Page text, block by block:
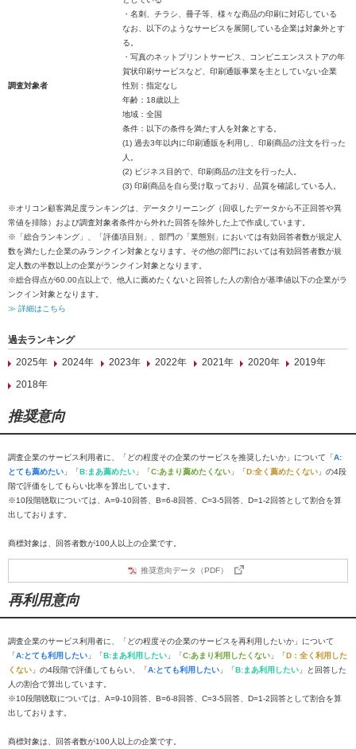
・名刺、チラシ、冊子等、様々な商品の印刷に対応している
なお、以下のようなサービスを展開している企業は対象外とす
る。
・写真のネットプリントサービス、コンビニエンスストアの年
賀状印刷サービスなど、印刷通販事業を主としていない企業
調査対象者
性別：指定なし
年齢：18歳以上
地域：全国
条件：以下の条件を満たす人を対象とする。
(1) 過去3年以内に印刷通販を利用し、印刷商品の注文を行った
人。
(2) ビジネス目的で、印刷商品の注文を行った人。
(3) 印刷商品を自ら受け取っており、品質を確認している人。
※オリコン顧客満足度ランキングは、データクリーニング（回収したデータから不正回答や異
常値を排除）および調査対象者条件から外れた回答を除外した上で作成しています。
※「総合ランキング」、「評価項目別」、部門の「業態別」においては有効回答者数が規定人
数を満たした企業のみランクイン対象となります。その他の部門においては有効回答者数が規
定人数の半数以上の企業がランクイン対象となります。
※総合得点が60.00点以上で、他人に薦めたくないと回答した人の割合が基準値以下の企業がラ
ンクイン対象となります。
≫ 詳細はこちら
過去ランキング
2025年
2024年 2023年 2022年 2021年 2020年
2019年
2018年
推奨意向
調査企業のサービス利用者に、「どの程度その企業のサービスを推奨したいか」について「A:
とても薦めたい 」「B:まあ薦めたい 」「C:あまり薦めたくない 」「D:全く薦めたくない 」の4段
階で評価をしてもらい比率を算出しています。
※10段階聴取については、A=9-10回答、B=6-8回答、C=3-5回答、D=1-2回答として割合を算
出しております。
商標対象は、回答者数が100人以上の企業です。
推奨意向データ（PDF）
再利用意向
調査企業のサービス利用者に、「どの程度その企業のサービスを再利用したいか」について
「A:とても利用したい 」「B:まあ利用したい 」「C:あまり利用したくない 」「D：全く利用した
くない 」の4段階で評価してもらい、「A:とても利用したい 」「B:まあ利用したい 」と回答した
人の割合で算出しています。
※10段階聴取については、A=9-10回答、B=6-8回答、C=3-5回答、D=1-2回答として割合を算
出しております。
商標対象は、回答者数が100人以上の企業です。